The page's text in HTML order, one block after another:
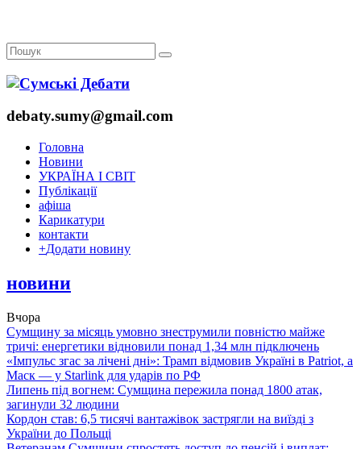
debaty.sumy@gmail.com
Головна
Новини
УКРАЇНА І СВІТ
Публікації
афіша
Карикатури
контакти
+Додати новину
новини
Вчора
Сумщину за місяць умовно знеструмили повністю майже
тричі: енергетики відновили понад 1,34 млн підключень
«Імпульс згас за лічені дні»: Трамп відмовив Україні в Patriot, а
Маск — у Starlink для ударів по РФ
Липень під вогнем: Сумщина пережила понад 1800 атак,
загинули 32 людини
Кордон став: 6,5 тисячі вантажівок застрягли на виїзді з
України до Польщі